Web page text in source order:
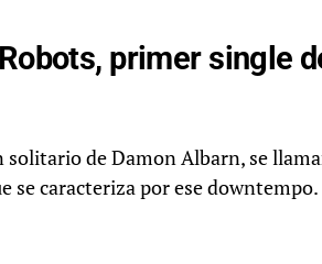
primer single
solitario de Damon Albarn, se
se caracteriza por ese downtempo.